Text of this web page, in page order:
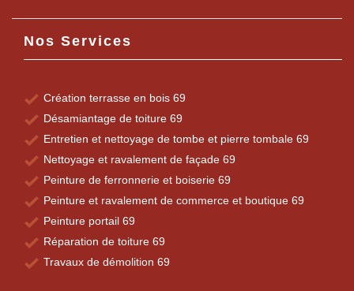
Nos Services
Création terrasse en bois 69
Désamiantage de toiture 69
Entretien et nettoyage de tombe et pierre tombale 69
Nettoyage et ravalement de façade 69
Peinture de ferronnerie et boiserie 69
Peinture et ravalement de commerce et boutique 69
Peinture portail 69
Réparation de toiture 69
Travaux de démolition 69